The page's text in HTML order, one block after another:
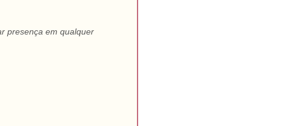
presença em qualquer